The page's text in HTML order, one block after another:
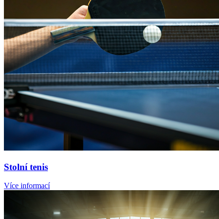
Stolní tenis
Více informací